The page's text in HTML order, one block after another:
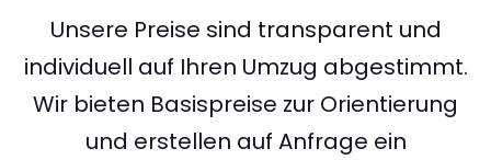
Unsere Preise sind transparent und
individuell auf Ihren Umzug abgestimmt.
Wir bieten Basispreise zur Orientierung
und erstellen auf Anfrage ein